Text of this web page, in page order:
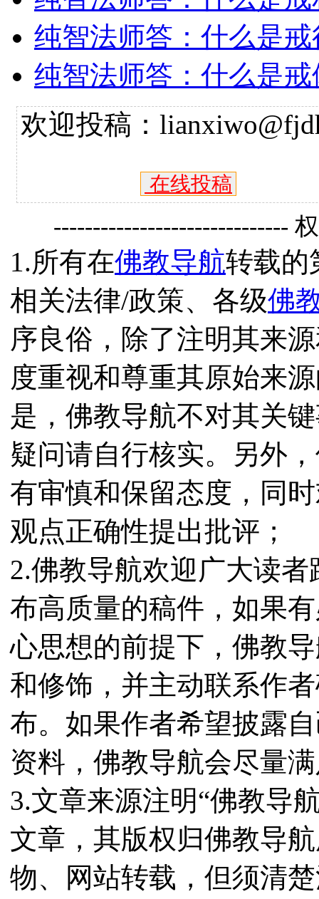
纯智法师答：什么是戒
纯智法师答：什么是戒
欢迎投稿：
在线投稿
------------------------------
1.所有在佛教导航转载的
相关法律/政策、各级佛
序良俗，除了注明其来
度重视和尊重其原始来
是，佛教导航不对其关
疑问请自行核实。另外
有审慎和保留态度，同
观点正确性提出批评；
2.佛教导航欢迎广大读
布高质量的稿件，如果
心思想的前提下，佛教
和修饰，并主动联系作
布。如果作者希望披露
资料，佛教导航会尽量
3.文章来源注明“佛教导
文章，其版权归佛教导
物、网站转载，但须清